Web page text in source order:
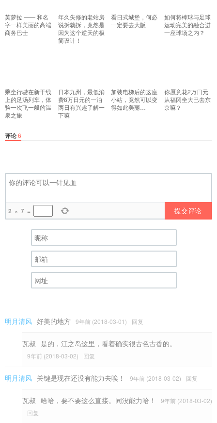
芙萝拉 —— 和名
字一样美丽的高端
商务巴士
年久失修的老站房
说拆就拆，竟然是
因为这个逆天的极
简设计！
看日式城堡，何必
一定要去大阪
如何将棒球与足球
运动完美的融合进
一座球场之内？
乘坐行驶在新干线
上的足汤列车，体
验一次飞一般的温
泉之旅
日本九州，最低消
费8万日元的一泊
两日有兴趣了解一
下嘛
加装电梯后的这座
小站，竟然可以变
得如此美丽…
你愿意花2万日元
从福冈坐大巴去东
京嘛？
评论6
2 × 7 = 提交评论
明月清风 好美的地方 9年前 (2018-03-01) 回复
瓦叔 是的，江之岛这里，看着确实很古色古香的。
9年前 (2018-03-02) 回复
明月清风 关键是现在还没有能力去唉！ 9年前 (2018-03-02) 回复
瓦叔 哈哈，要不要这么直接。同没能力哈！
9年前 (2018-03-02)
回复